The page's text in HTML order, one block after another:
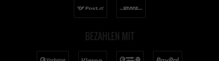
BEZAHLEN MIT